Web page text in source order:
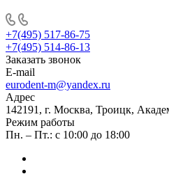
+7(495) 517-86-75
+7(495) 514-86-13
Заказать звонок
E-mail
eurodent-m@yandex.ru
Адрес
142191, г. Москва, Троицк,
Режим работы
Пн. – Пт.: с 10:00 до 18:00